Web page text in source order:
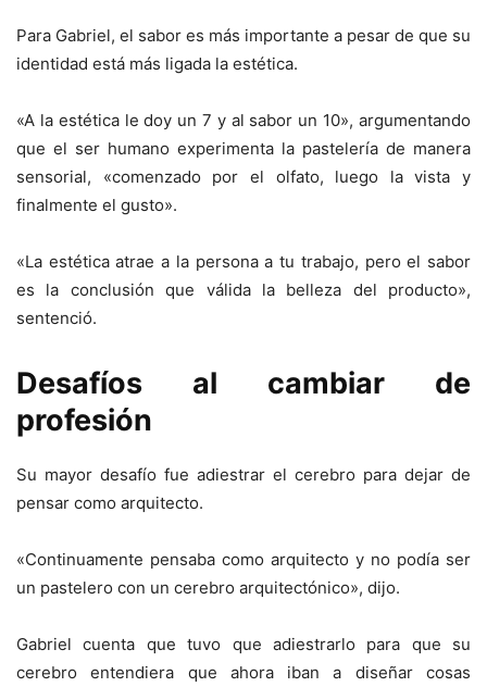
Para Gabriel, el sabor es más importante a pesar de que su
identidad está más ligada la estética.
«A la estética le doy un 7 y al sabor un 10», argumentando
que el ser humano experimenta la pastelería de manera
sensorial, «comenzado por el olfato, luego la vista y
finalmente el gusto».
«La estética atrae a la persona a tu trabajo, pero el sabor
es la conclusión que válida la belleza del producto»,
sentenció.
Desafíos al cambiar de
profesión
Su mayor desafío fue adiestrar el cerebro para dejar de
pensar como arquitecto.
«Continuamente pensaba como arquitecto y no podía ser
un pastelero con un cerebro arquitectónico», dijo.
Gabriel cuenta que tuvo que adiestrarlo para que su
cerebro entendiera que ahora iban a diseñar cosas